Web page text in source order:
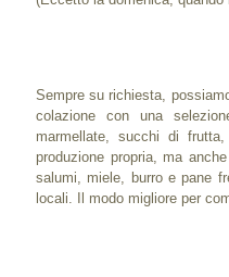
Sempre su richiesta,
colazione con una
marmellate, succhi di
produzione propria, ma
salumi, miele, burro e pane
locali. Il modo migliore per